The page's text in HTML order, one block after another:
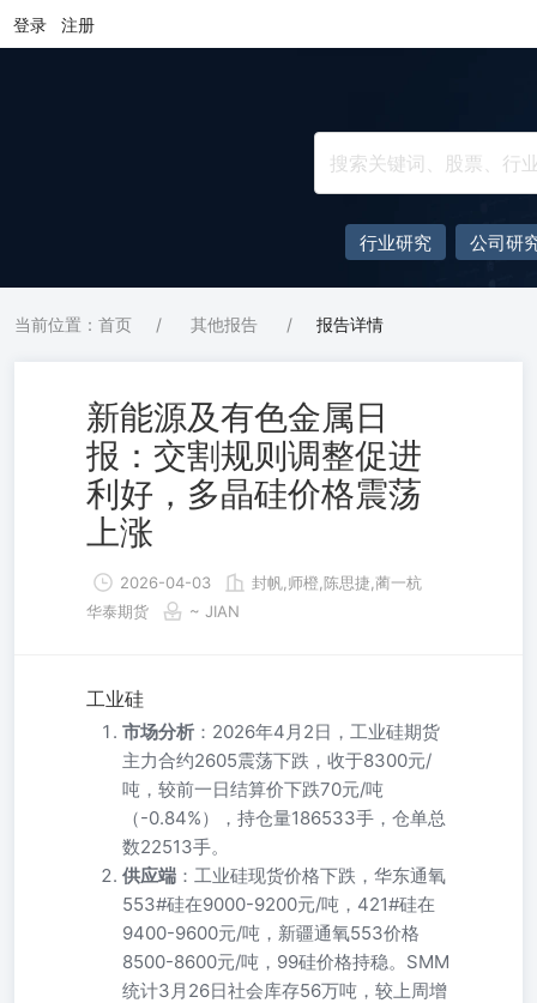
登录 注册
行业研究 公司研
当前位置：首页 / 其他报告 / 报告详情
新能源及有色金属日
报：交割规则调整促进
利好，多晶硅价格震荡
上涨
2026-04-03
封帆,师橙,陈思捷,蔺一杭
华泰期货
~ JIAN
工业硅
市场分析 ：2026年4月2日，工业硅期货
主力合约2605震荡下跌，收于8300元/
吨，较前一日结算价下跌70元/吨
（-0.84%），持仓量186533手，仓单总
数22513手。
供应端 ：工业硅现货价格下跌，华东通氧
553#硅在9000-9200元/吨，421#硅在
9400-9600元/吨，新疆通氧553价格
8500-8600元/吨，99硅价格持稳。SMM
统计3月26日社会库存56万吨，较上周增